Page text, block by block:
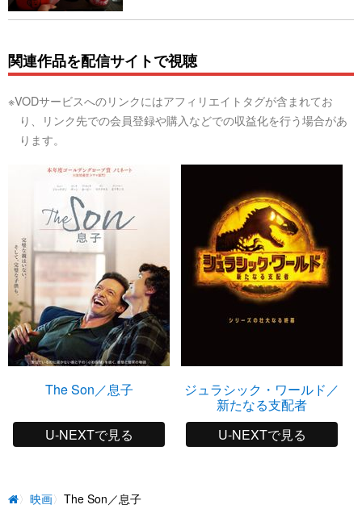
関連作品を配信サイトで視聴
※VODサービスへのリンクにはアフィリエイトタグが含まれてお
り、リンク先での会員登録や購入などでの収益化を行う場合があ
ります。
The Son／息子
U-NEXTで見る
ジュラシック・ワールド／
新たなる支配者
U-NEXTで見る
映画 The Son／息子